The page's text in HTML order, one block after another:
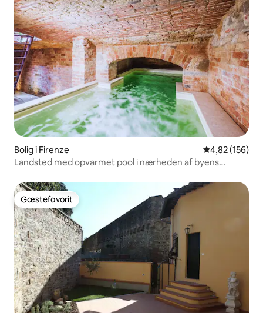
Bolig i Firenze 4,82 ud af 5 i
4,82 (156)
Landsted med opvarmet pool i nærheden af byens
Gæstefavorit
Gæstefavorit